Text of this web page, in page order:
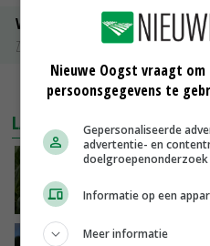
Volle melkpoeder
Zuivel NL
MEER
LAATSTE NIEUWS
Limburgse
VANDAAG, 10:00
Hitte en
Nieuwe Oogst vraagt
persoonsgegevens te
Gepersonaliseerde
advertentie- en
Informatie op een
Meer informatie